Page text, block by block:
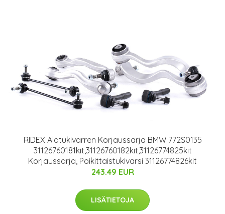
RIDEX Alatukivarren Korjaussarja BMW 772S0135
31126760181kit,31126760182kit,31126774825kit
Korjaussarja, Poikittaistukivarsi 31126774826kit
243.49 EUR
LISÄTIETOJA